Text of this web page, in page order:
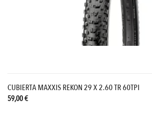
CUBIERTA MAXXIS REKON 29 X 2.60 TR 60TPI
59,00 €